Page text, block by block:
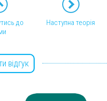
до
Наступна теорія
відгук